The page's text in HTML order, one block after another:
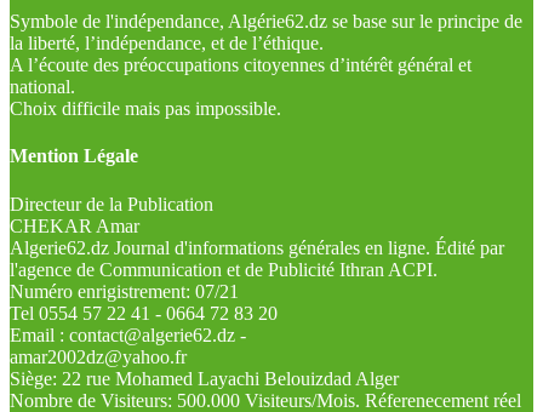
Symbole de l'indépendance, Algérie62.dz se base sur le principe de
la liberté, l’indépendance, et de l’éthique.
A l’écoute des préoccupations citoyennes d’intérêt général et
national.
Choix difficile mais pas impossible.
Mention Légale
Directeur de la Publication
CHEKAR Amar
Algerie62.dz Journal d'informations générales en ligne. Édité par
l'agence de Communication et de Publicité Ithran ACPI.
Numéro enrigistrement: 07/21
Tel 0554 57 22 41 - 0664 72 83 20
Email : contact@algerie62.dz -
amar2002dz@yahoo.fr
Siège: 22 rue Mohamed Layachi Belouizdad Alger
Nombre de Visiteurs: 500.000 Visiteurs/Mois. Réferenecement réel